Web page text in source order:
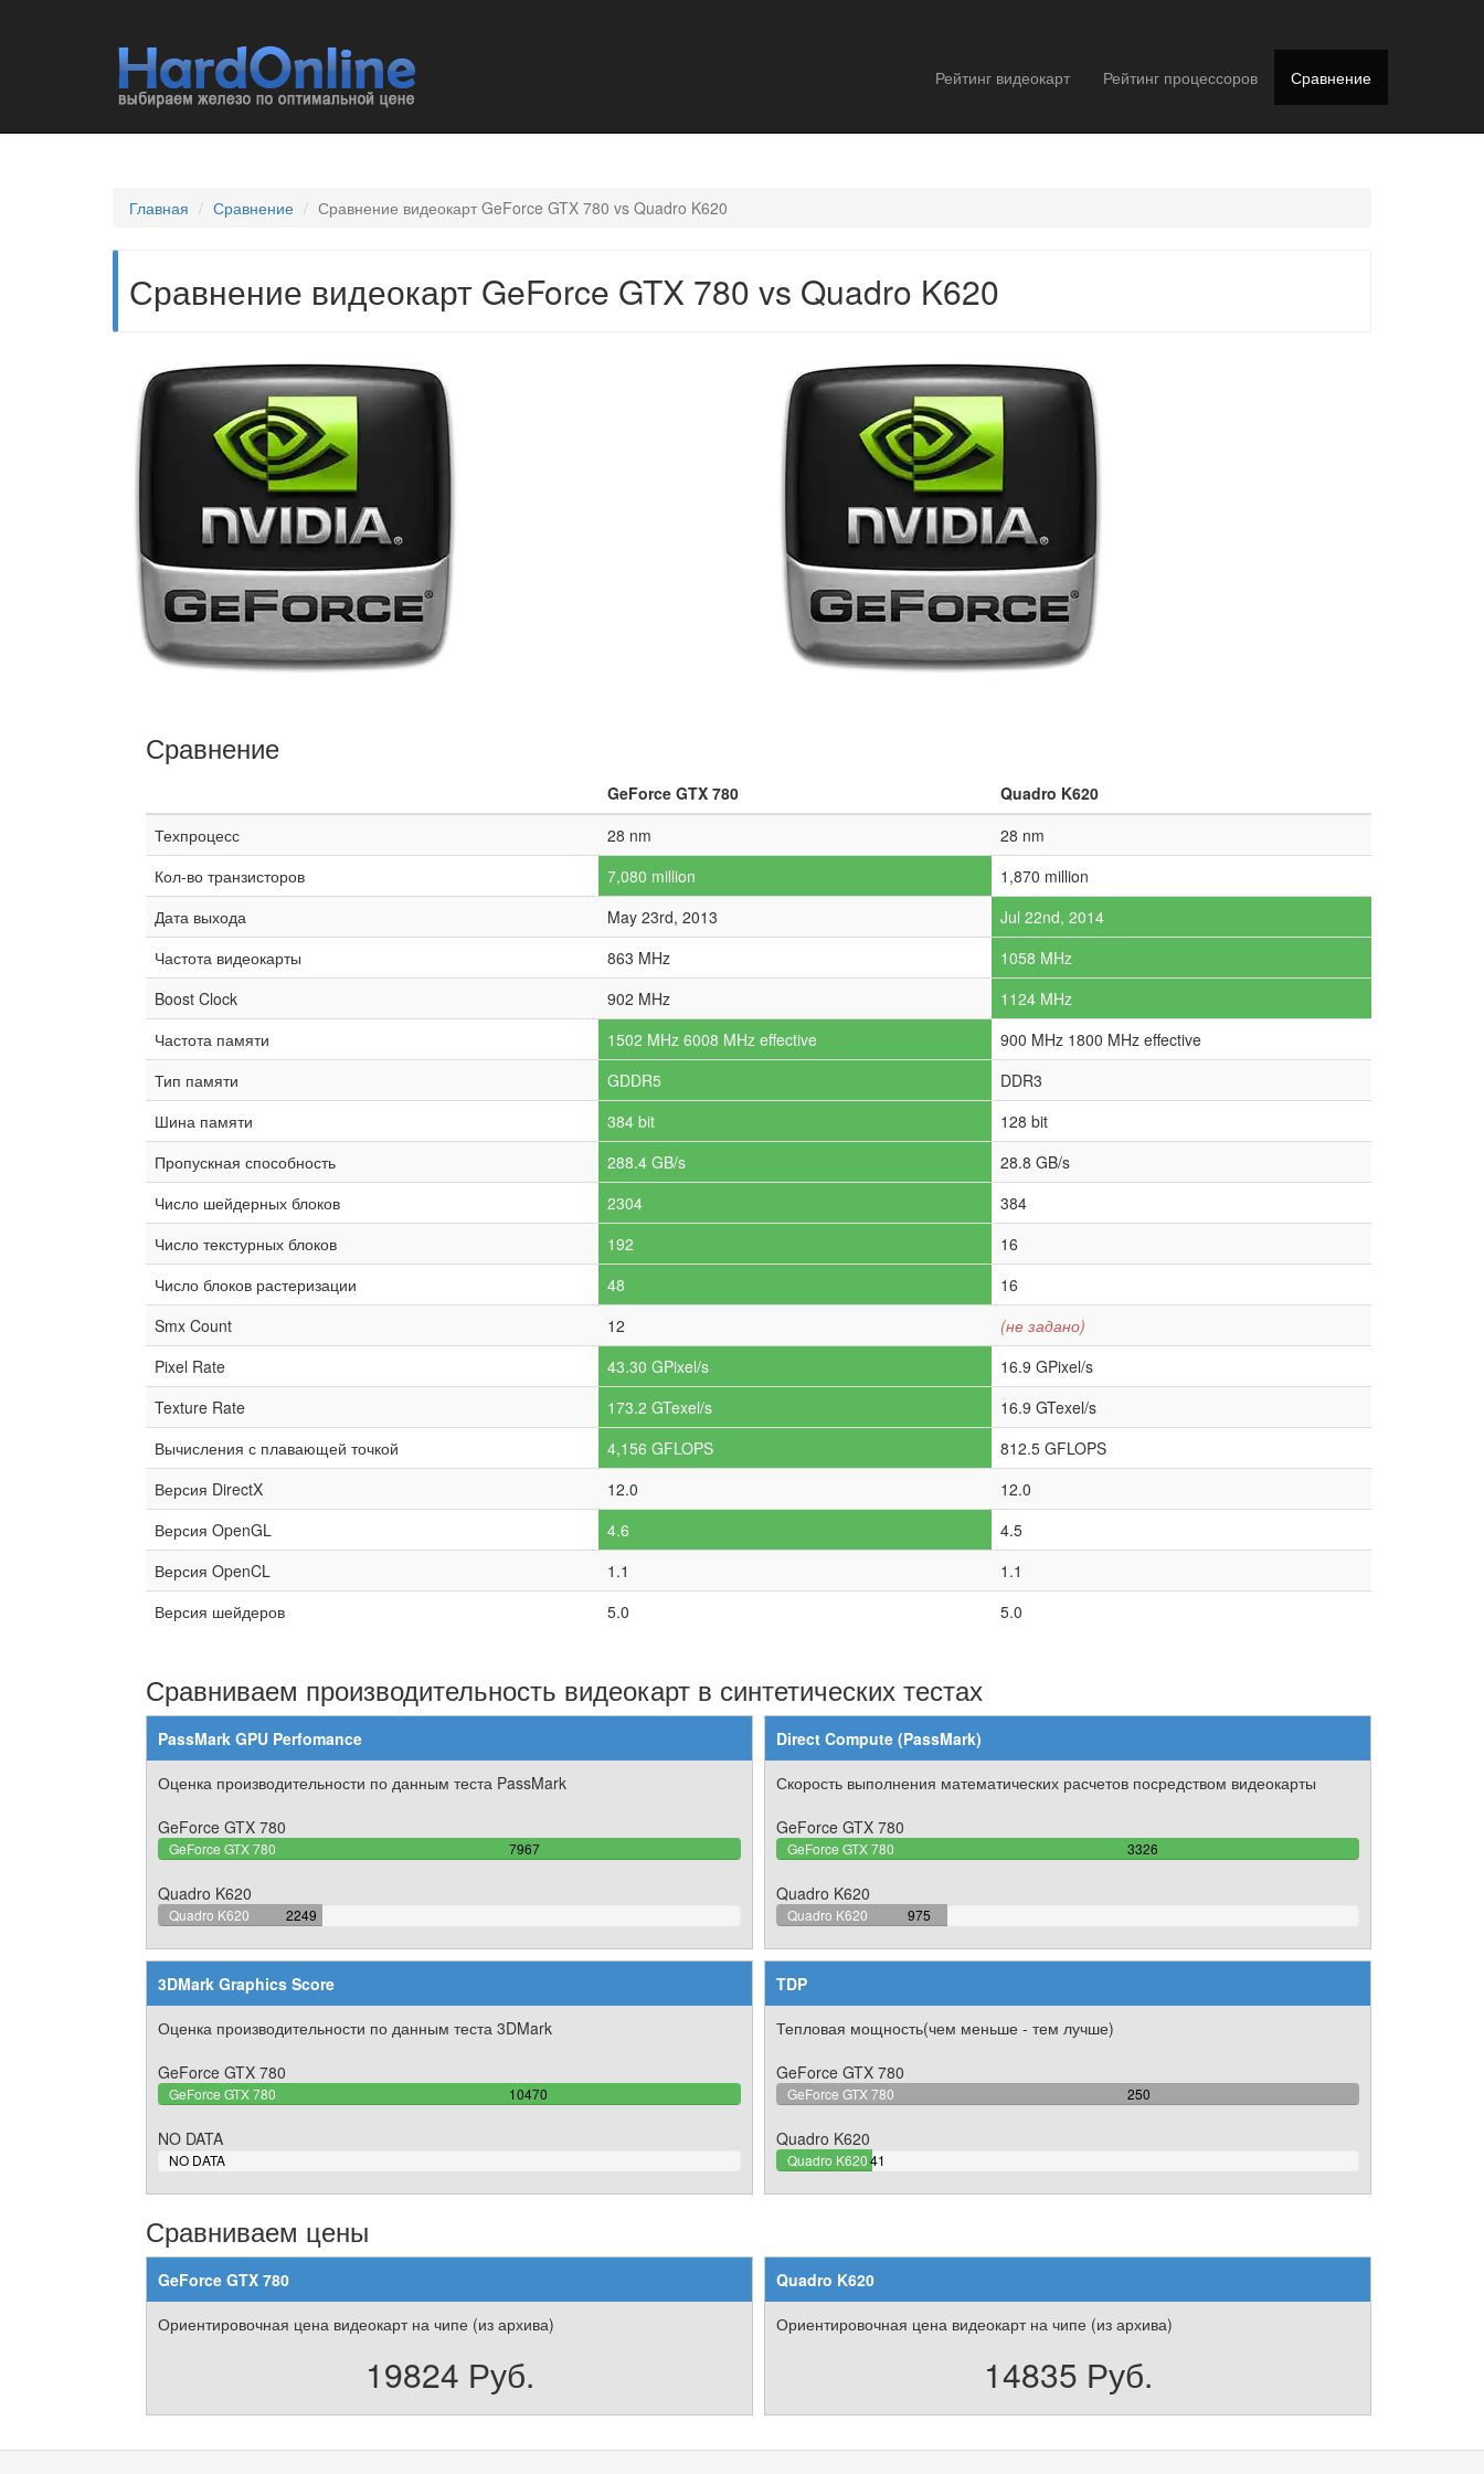
Рейтинг видеокарт Рейтинг процессоров Сравнение
Главная Сравнение Сравнение видеокарт GeForce GTX 780 vs Quadro K620
Сравнение видеокарт GeForce GTX 780 vs Quadro K620
Сравнение
GeForce GTX 780
Quadro K620
Техпроцесс
28 nm
28 nm
Кол-во транзисторов
7,080 million
1,870 million
Дата выхода
May 23rd, 2013
Jul 22nd, 2014
Частота видеокарты
863 MHz
1058 MHz
Boost Clock
902 MHz
1124 MHz
Частота памяти
1502 MHz 6008 MHz effective
900 MHz 1800 MHz effective
Тип памяти
GDDR5
DDR3
Шина памяти
384 bit
128 bit
Пропускная способность
288.4 GB/s
28.8 GB/s
Число шейдерных блоков
2304
384
Число текстурных блоков
192
16
Число блоков растеризации
48
16
Smx Count
12
(не задано)
Pixel Rate
43.30 GPixel/s
16.9 GPixel/s
Texture Rate
173.2 GTexel/s
16.9 GTexel/s
Вычисления с плавающей точкой
4,156 GFLOPS
812.5 GFLOPS
Версия DirectX
12.0
12.0
Версия OpenGL
4.6
4.5
Версия OpenCL
1.1
1.1
Версия шейдеров
5.0 5.0
Сравниваем производительность видеокарт в синтетических тестах
PassMark GPU Perfomance
Оценка производительности по данным теста PassMark
GeForce GTX 780
GeForce GTX 780 7967
100%
Quadro K620
Quadro K620 2249
28.228944395632%
3DMark Graphics Score
Оценка производительности по данным теста 3DMark
GeForce GTX 780
GeForce GTX 780 10470
100%
NO DATA
NO DATA
0%
Direct Compute (PassMark)
Скорость выполнения математических расчетов посредством видеокарты
GeForce GTX 780
GeForce GTX 780 3326
100%
Quadro K620
Quadro K620 975
29.314491882141%
TDP
Тепловая мощность(чем меньше - тем лучше)
GeForce GTX 780
GeForce GTX 780 250
100%
Quadro K620
Quadro K62041
16.4%
Сравниваем цены
GeForce GTX 780
Ориентировочная цена видеокарт на чипе (из архива)
19824 Руб.
Quadro K620
Ориентировочная цена видеокарт на чипе (из архива)
14835 Руб.